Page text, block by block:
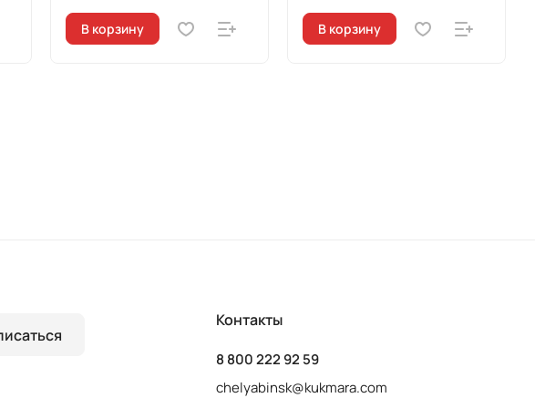
В корзину В корзину
Контакты
8 800 222 92 59
chelyabinsk@kukmara.com